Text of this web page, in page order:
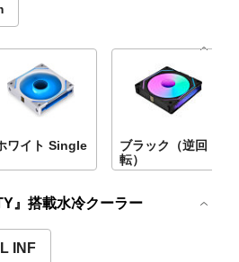
ワイト Single
ブラック（逆回
転）
』搭載水冷クーラー
INF